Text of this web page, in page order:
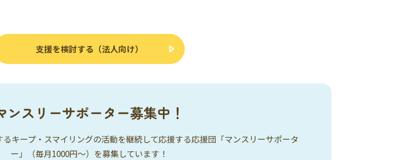
支援を検討する（法人向け）
ンスリーサポーター募集中！
キープ・スマイリングの活動を継続して応援する応援団「マンスリーサポータ
ー」（毎月1000円〜）を募集しています！